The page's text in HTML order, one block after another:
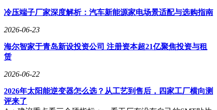
冷压端子厂家深度解析：汽车新能源家电场景适配与选购指南
2026-06-23
海尔智家于青岛新设投资公司 注册资本超21亿聚焦投资与租
赁
2026-06-22
2026年太阳能逆变器怎么选？从工艺到售后，四家工厂横向测
评来了